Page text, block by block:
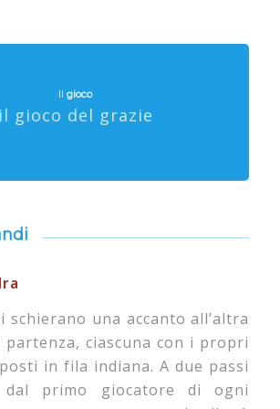
Ilgioco
il gioco del grazie
schierano una accanto all’altra
ciascuna con i propri
in fila indiana. A due passi
dal primo giocatore di ogni